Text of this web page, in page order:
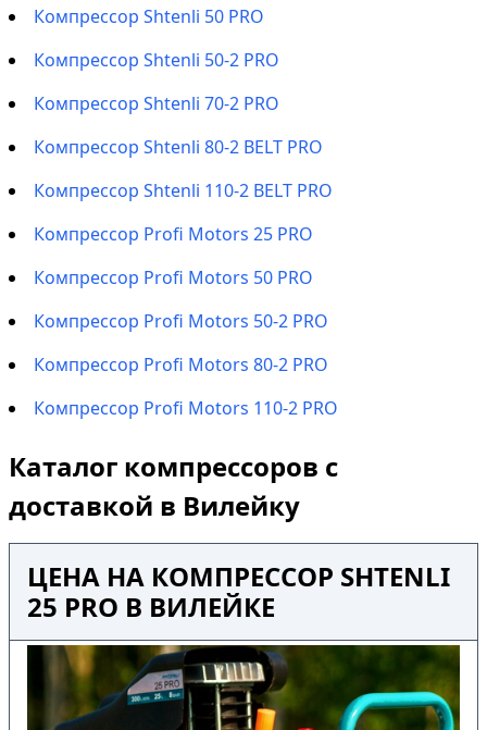
Компрессор Shtenli 50 PRO
Компрессор Shtenli 50-2 PRO
Компрессор Shtenli 70-2 PRO
Компрессор Shtenli 80-2 BELT PRO
Компрессор Shtenli 110-2 BELT PRO
Компрессор Profi Motors 25 PRO
Компрессор Profi Motors 50 PRO
Компрессор Profi Motors 50-2 PRO
Компрессор Profi Motors 80-2 PRO
Компрессор Profi Motors 110-2 PRO
Каталог компрессоров с
доставкой в Вилейку
ЦЕНА НА КОМПРЕССОР SHTENLI
25 PRO В ВИЛЕЙКЕ